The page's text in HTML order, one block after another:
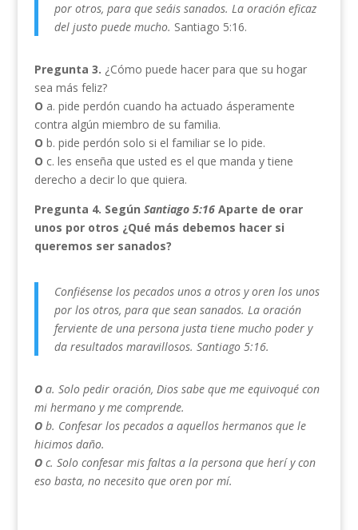
por otros, para que seáis sanados. La oración eficaz
del justo puede mucho. Santiago 5:16.
Pregunta 3. ¿Cómo puede hacer para que su hogar
sea más feliz?
O a. pide perdón cuando ha actuado ásperamente
contra algún miembro de su familia.
O b. pide perdón solo si el familiar se lo pide.
O c. les enseña que usted es el que manda y tiene
derecho a decir lo que quiera.
Pregunta 4. Según Santiago 5:16Aparte de orar
unos por otros ¿Qué más debemos hacer si
queremos ser sanados?
Confiésense los pecados unos a otros y oren los unos
por los otros, para que sean sanados. La oración
ferviente de una persona justa tiene mucho poder y
da resultados maravillosos. Santiago 5:16.
Oa. Solo pedir oración, Dios sabe que me equivoqué con
mi hermano y me comprende.
Ob. Confesar los pecados a aquellos hermanos que le
hicimos daño.
Oc. Solo confesar mis faltas a la persona que herí y con
eso basta, no necesito que oren por mí.